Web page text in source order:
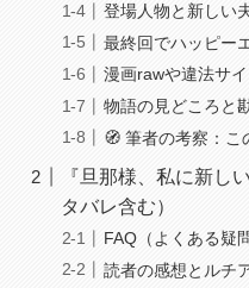
登場人物と新しい
最終回でハッピー
漫画rawや違法サ
物語の見どころと
🧭 筆者の考察：こ
『旦那様、私に新し
タバレ含む）
FAQ（よくある疑
読者の感想とルチ